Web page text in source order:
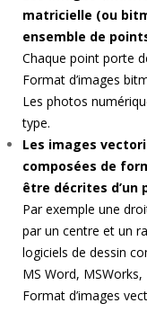
matricielle (ou
ensemble de
Chaque point porte
Format d’images
Les photos
type.
Les images
composées de
être décrites d’un
Par exemple une
par un centre et un
logiciels de dessin
MS Word,
Format d’images